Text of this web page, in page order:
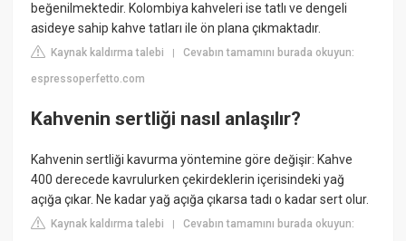
beğenilmektedir. Kolombiya kahveleri ise tatlı ve dengeli
asideye sahip kahve tatları ile ön plana çıkmaktadır.
Kaynak kaldırma talebi |Cevabın tamamını burada okuyun:
espressoperfetto.com
Kahvenin sertliği nasıl anlaşılır?
Kahvenin sertliği kavurma yöntemine göre değişir: Kahve
400 derecede kavrulurken çekirdeklerin içerisindeki yağ
açığa çıkar. Ne kadar yağ açığa çıkarsa tadı o kadar sert olur.
Kaynak kaldırma talebi |Cevabın tamamını burada okuyun: